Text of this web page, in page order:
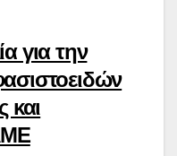
για την
και